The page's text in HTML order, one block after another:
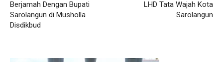
Berjamah Dengan Bupati
Sarolangun di Musholla
Disdikbud
LHD Tata Wajah Kota
Sarolangun